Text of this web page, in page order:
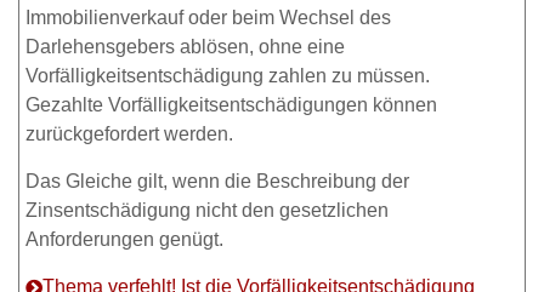
Immobilienverkauf oder beim Wechsel des
Darlehensgebers ablösen, ohne eine
Vorfälligkeitsentschädigung zahlen zu müssen.
Gezahlte Vorfälligkeitsentschädigungen können
zurückgefordert werden.
Das Gleiche gilt, wenn die Beschreibung der
Zinsentschädigung nicht den gesetzlichen
Anforderungen genügt.
Thema verfehlt! Ist die Vorfälligkeitsentschädigung